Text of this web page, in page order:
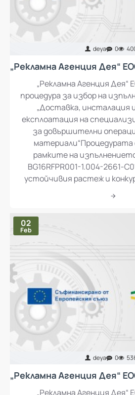
„Рекламна Агенция Дея“
процедура за избор на
„Доставка, инсталация
експлоатация на
за довършителни
материали“Процедурата
рамките на
BG16RFPR001-1.004-2661-
устойчивия растеж и
02
Feb